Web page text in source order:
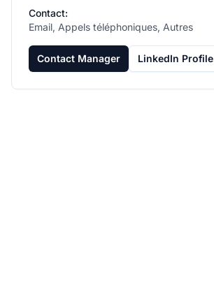
Contact:
Email, Appels téléphoniques, Autres
Contact Manager LinkedIn Profile